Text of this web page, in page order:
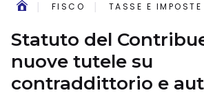
FISCO TASSE E IMPOSTE
Statuto del
nuove tutele su
contraddittorio e